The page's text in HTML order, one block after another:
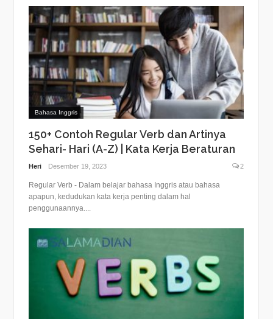
Bahasa Inggris
150+ Contoh Regular Verb dan Artinya
Sehari- Hari (A-Z) | Kata Kerja Beraturan
Heri Desember 19, 2023 2
Regular Verb - Dalam belajar bahasa Inggris atau bahasa
apapun, kedudukan kata kerja penting dalam hal
penggunaannya....